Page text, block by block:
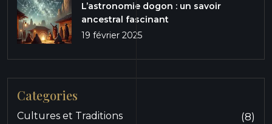
L’astronomie dogon : un savoir
ancestral fascinant
19 février 2025
Categories
Cultures et Traditions (8)